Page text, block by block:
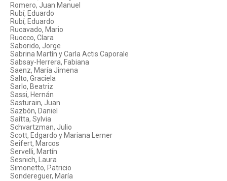
Romero, Juan Manuel
Rubí, Eduardo
Rubí, Eduardo
Rucavado, Mario
Ruocco, Clara
Saborido, Jorge
Sabrina Martín y Carla Actis Caporale
Sabsay-Herrera, Fabiana
Saenz, María Jimena
Salto, Graciela
Sarlo, Beatriz
Sassi, Hernán
Sasturain, Juan
Sazbón, Daniel
Saítta, Sylvia
Schvartzman, Julio
Scott, Edgardo y Mariana Lerner
Seifert, Marcos
Servelli, Martín
Sesnich, Laura
Simonetto, Patricio
Sondereguer, María